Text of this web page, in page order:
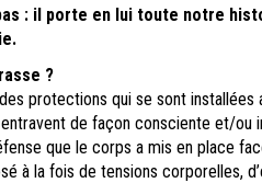
: il porte en lui toute notre
?
protections qui se sont
entravent de façon consciente et/ou
que le corps a mis en place
à la fois de tensions corporelles,